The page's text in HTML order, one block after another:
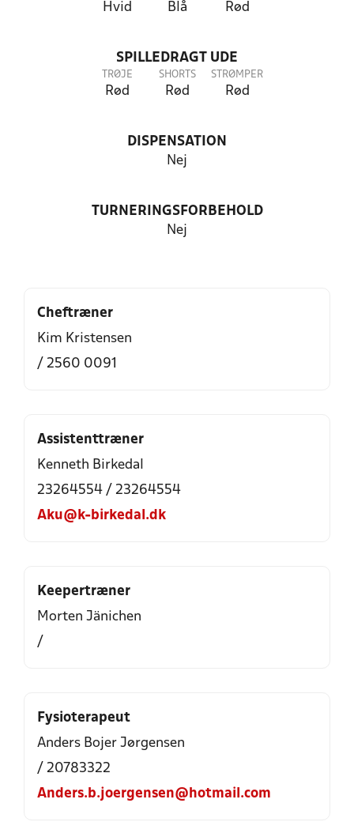
Hvid Blå Rød
SPILLEDRAGT UDE
TRØJE
Rød
SHORTS
Rød
STRØMPER
Rød
DISPENSATION
Nej
TURNERINGSFORBEHOLD
Nej
Cheftræner
Kim Kristensen
/ 2560 0091
Assistenttræner
Kenneth Birkedal
23264554 / 23264554
Aku@k-birkedal.dk
Keepertræner
Morten Jänichen
/
Fysioterapeut
Anders Bojer Jørgensen
/ 20783322
Anders.b.joergensen@hotmail.com